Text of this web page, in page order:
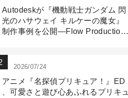
Autodeskが『機動戦士ガンダム 閃
光のハサウェイ キルケーの魔女』
制作事例を公開―Flow Production
2026/07/24
アニメ『名探偵プリキュア！』ED
、可愛さと遊び心あふれるプリキュ